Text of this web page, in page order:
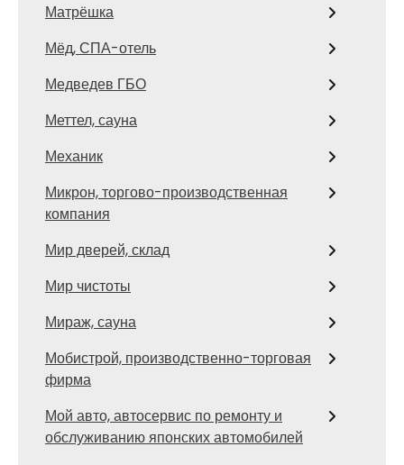
Матрёшка
Мёд, СПА-отель
Медведев ГБО
Меттел, сауна
Механик
Микрон, торгово-производственная
компания
Мир дверей, склад
Мир чистоты
Мираж, сауна
Мобистрой, производственно-торговая
фирма
Мой авто, автосервис по ремонту и
обслуживанию японских автомобилей